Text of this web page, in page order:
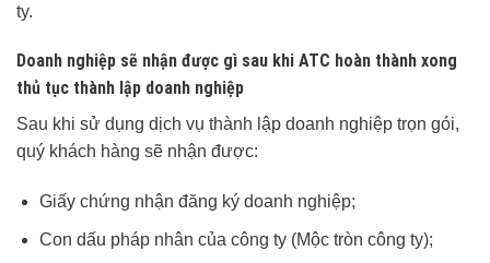
ty.
Doanh nghiệp sẽ nhận được gì sau khi ATC hoàn thành xong
thủ tục thành lập doanh nghiệp
Sau khi sử dụng dịch vụ thành lập doanh nghiệp trọn gói,
quý khách hàng sẽ nhận được:
Giấy chứng nhận đăng ký doanh nghiệp;
Con dấu pháp nhân của công ty (Mộc tròn công ty);